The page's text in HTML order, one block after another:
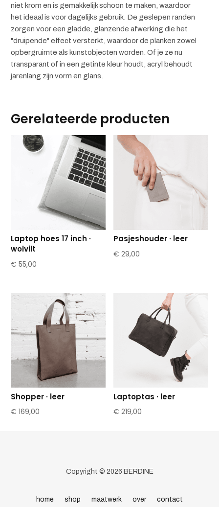
niet krom en is gemakkelijk schoon te maken, waardoor
het ideaal is voor dagelijks gebruik. De geslepen randen
zorgen voor een gladde, glanzende afwerking die het
"druipende" effect versterkt, waardoor de planken zowel
opbergruimte als kunstobjecten worden. Of je ze nu
transparant of in een getinte kleur houdt, acryl behoudt
jarenlang zijn vorm en glans.
Gerelateerde producten
Laptop hoes 17 inch ·
wolvilt
€ 55,00
Pasjeshouder · leer
€ 29,00
Shopper · leer
€ 169,00
Laptoptas · leer
€ 219,00
Copyright © 2026 BERDINE
home shop maatwerk over contact